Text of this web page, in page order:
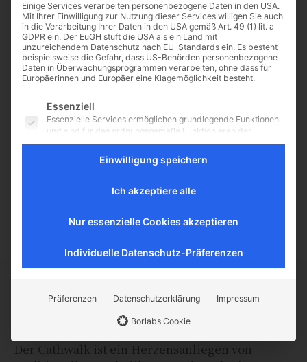
Die falsche Mission:
Warum „Hurra-
Katholizismus“ gefährlich
Kirchen verlieren immer mehr
Anhänger, Atheismus und
Säkularismus wachsen und so
vor allem junge Menschen wieder
CATHWALK.DE
Der Cathwalk ist ein Herzensanliegen von
Einige Services verarbeiten personenbezogene Daten in den USA.
Mit Ihrer Einwilligung zur Nutzung dieser Services willigen Sie auch
in die Verarbeitung Ihrer Daten in den USA gemäß Art. 49 (1) lit. a
GDPR ein. Der EuGH stuft die USA als ein Land mit
unzureichendem Datenschutz nach EU-Standards ein. Es besteht
beispielsweise die Gefahr, dass US-Behörden personenbezogene
Daten in Überwachungsprogrammen verarbeiten, ohne dass für
Europäerinnen und Europäer eine Klagemöglichkeit besteht.
Es folgt eine Liste der Service-Gruppen, für die eine
Essenziell
Essenzielle Services ermöglichen grundlegende Funktionen
und sind für das ordnungsgemäße Funktionieren der
Website erforderlich.
Aufschluss darüber geben, wie unsere Besucher mit unserer
Externe Medien
akzeptiert werden, ist für den Zugriff auf diese Inhalte keine
manuelle Einwilligung mehr erforderlich.
Einwilligung speichern
Ich akzeptiere alle
Nur essenzielle Cookies akzeptieren
Individuelle Datenschutz-Präferenzen
Präferenzen Datenschutzerklärung Impressum
Borlabs Cookie